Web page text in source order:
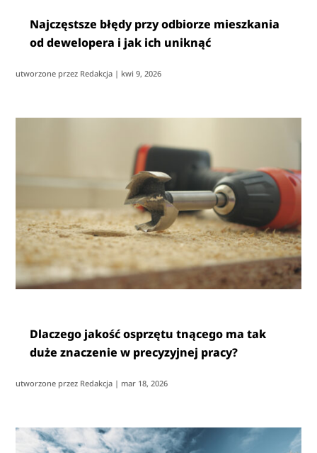
Najczęstsze błędy przy odbiorze mieszkania
od dewelopera i jak ich uniknąć
utworzone przez Redakcja | kwi 9, 2026
Dlaczego jakość osprzętu tnącego ma tak
duże znaczenie w precyzyjnej pracy?
utworzone przez Redakcja | mar 18, 2026